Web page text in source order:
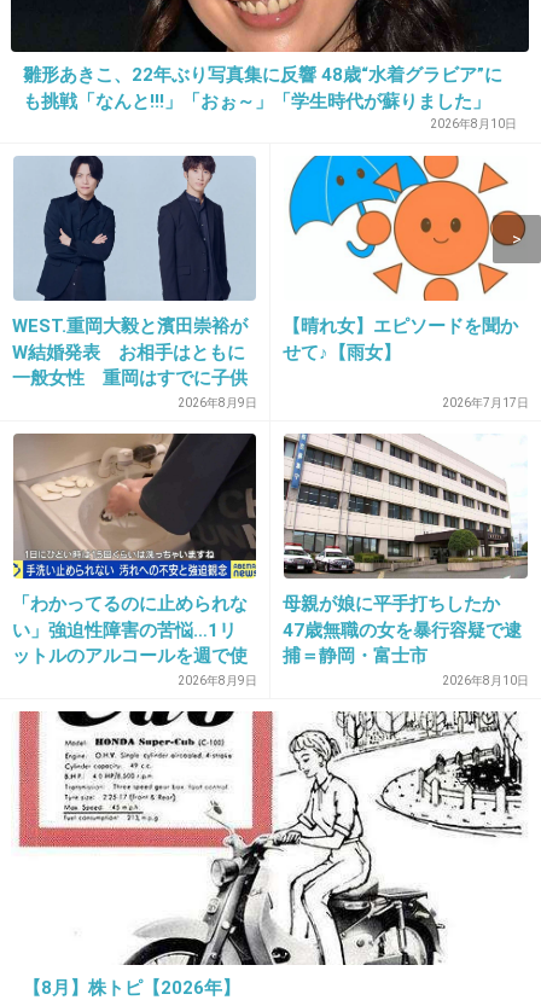
11. 匿名2013/03/27(水) 13:29:20
+5 -1
12. 匿名 2013/03/27(水) 13:29:58
＞最も不可解で超現実的で神秘的な人は栗原類さん以外に
は見当たりません
いや、もっと色々な人いると思うけど
+6
13. 匿名2013/03/27(水) 13:30:09
又吉と見た目が被ってる
-3
14. 匿名 2013/03/27(水) 13:30:41
確かに神秘的な力持ってそうなイメージｗ
峯岸みなみの「火遊び」的中の栗原類 、占
い師としてのオファー殺到
girlschannel.net
「悪魔のカードは火遊びを表すんです。今月（１月）中に火遊びする･･･ １
月20日放送の『笑っていいとも！ 増刊号』（フジテレビ系）で、ＡＫＢ
雛形あきこ、22年ぶり写真集に反響 48歳“水着グラビア”に
も挑戦「なんと!!!」「おぉ～」「学生時代が蘇りました」
2026年8月10日
WEST.重岡大毅と濱田崇裕が
W結婚発表 お相手はともに
一般女性 重岡はすでに子供
2026年8月9日
【晴れ女】エピソードを聞か
せて♪【雨女】
2026年7月17日
「わかってるのに止められな
い」強迫性障害の苦悩…1リ
ットルのアルコールを週で使
い切る当事者「生きてるのが
辛いと思うこともある」
2026年8月9日
母親が娘に平手打ちしたか
47歳無職の女を暴行容疑で逮
捕＝静岡・富士市
2026年8月10日
【8月】株トピ【2026年】